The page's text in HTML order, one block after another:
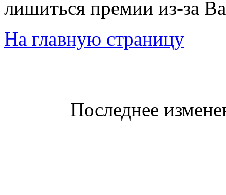
лишиться премии из-за
На главную страницу
Последнее